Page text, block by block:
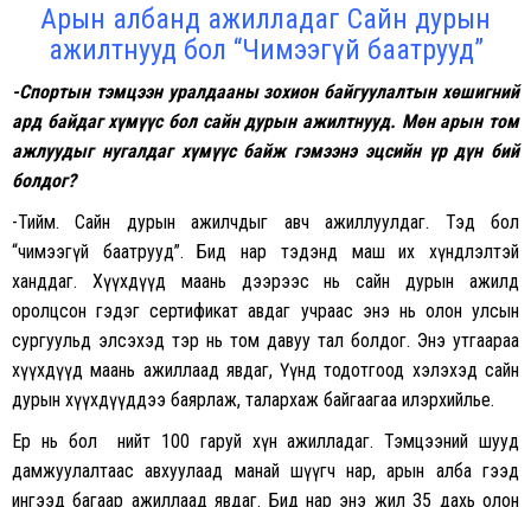
Арын албанд ажилладаг Сайн дурын
ажилтнууд бол “Чимээгүй баатрууд”
-Спортын тэмцээн уралдааны зохион байгуулалтын хөшигний
ард байдаг хүмүүс бол сайн дурын ажилтнууд. Мөн арын том
ажлуудыг нугалдаг хүмүүс байж гэмээнэ эцсийн үр дүн бий
болдог?
-Тийм. Сайн дурын ажилчдыг авч ажиллуулдаг. Тэд бол
“чимээгүй баатрууд”. Бид нар тэдэнд маш их хүндлэлтэй
ханддаг. Хүүхдүүд маань дээрээс нь сайн дурын ажилд
оролцсон гэдэг сертификат авдаг учраас энэ нь олон улсын
сургуульд элсэхэд тэр нь том давуу тал болдог. Энэ утгаараа
хүүхдүүд маань ажиллаад явдаг, Үүнд тодотгоод хэлэхэд сайн
дурын хүүхдүүддээ баярлаж, талархаж байгаагаа илэрхийлье.
Ер нь бол нийт 100 гаруй хүн ажилладаг. Тэмцээний шууд
дамжуулалтаас авхуулаад манай шүүгч нар, арын алба гээд
ингээд багаар ажиллаад явдаг. Бид нар энэ жил 35 дахь олон